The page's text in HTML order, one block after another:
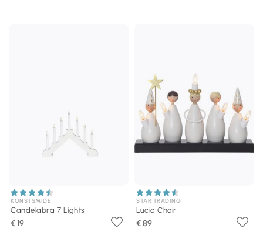
KONSTSMIDE
Candelabra 7 Lights
€ 19
STAR TRADING
Lucia Choir
€ 89